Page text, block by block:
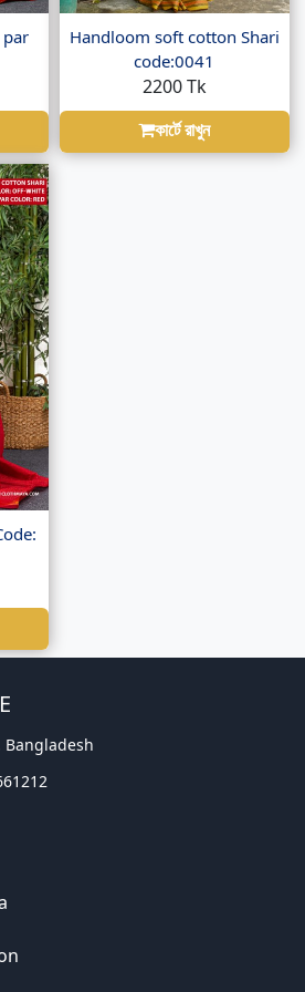
Handloom soft cotton Shari
code:0041
2200 Tk
কার্টে রাখুন
Bangladesh